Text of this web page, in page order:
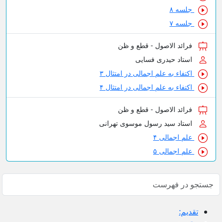
- قطع و ظن
فسایی
علم اجمالی در امتثال ۳
علم اجمالی در امتثال ۴
- قطع و ظن
رسول موسوی تهرانی